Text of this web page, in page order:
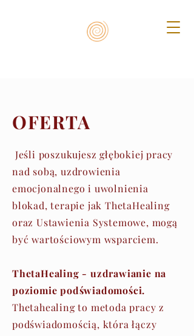
OFERTA
Jeśli poszukujesz głębokiej pracy
nad sobą, uzdrowienia
emocjonalnego i uwolnienia
blokad, terapie jak ThetaHealing
oraz Ustawienia Systemowe, mogą
być wartościowym wsparciem.
ThetaHealing - uzdrawianie na
poziomie podświadomości.
Thetahealing to metoda p​racy z
podświadomością, która łączy